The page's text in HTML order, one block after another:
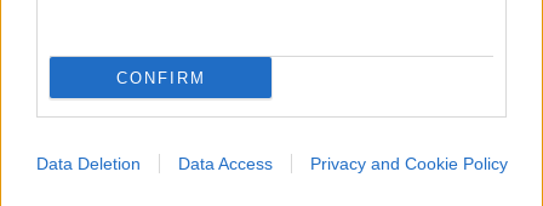
CONFIRM
Data Deletion Data Access Privacy and Cookie Policy